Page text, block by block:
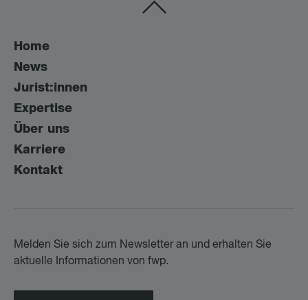
Home
News
Jurist:innen
Expertise
Über uns
Karriere
Kontakt
Melden Sie sich zum Newsletter an und erhalten Sie
aktuelle Informationen von fwp.